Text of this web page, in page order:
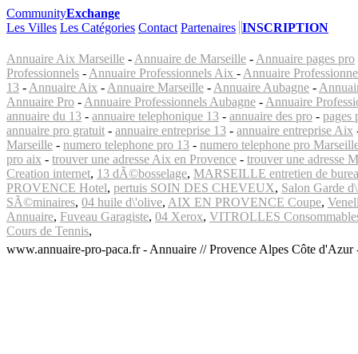
CommunityExchange
Les Villes Les Catégories Contact Partenaires INSCRIPTION
Annuaire Aix Marseille -Annuaire de Marseille -Annuaire pages pro
Professionnels -Annuaire Professionnels Aix -Annuaire
13 -Annuaire Aix -Annuaire Marseille -Annuaire Aubagne -
Annuaire Pro -Annuaire Professionnels Aubagne -Annuaire
annuaire du 13 - annuaire telephonique 13 - annuaire des pro - pages
annuaire pro gratuit - annuaire entreprise 13 - annuaire entreprise Aix
Marseille - numero telephone pro 13 - numero telephone pro
pro aix - trouver une adresse Aix en Provence - trouver une adresse
Creation internet, 13 dÃ©bosselage, MARSEILLE entretien de
PROVENCE Hotel, pertuis SOIN DES CHEVEUX, Salon Garde
SÃ©minaires, 04 huile d\'olive, AIX EN PROVENCE Coupe,
Annuaire, Fuveau Garagiste, 04 Xerox, VITROLLES
Cours de Tennis,
www.annuaire-pro-paca.fr - Annuaire // Provence Alpes Côte